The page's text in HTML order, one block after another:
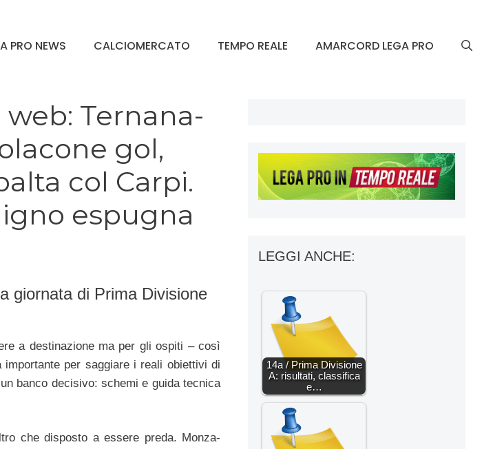
PRO NEWS CALCIOMERCATO TEMPO REALE AMARCORD LEGA PRO
Ternana-
gol,
col Carpi.
espugna
giornata di Prima Divisione
a destinazione ma per gli ospiti – così
per saggiare i reali obiettivi di
banco decisivo: schemi e guida tecnica
che disposto a essere preda. Monza-
LEGGI ANCHE:
14a / Prima Divisione
A: risultati, classifica
e…